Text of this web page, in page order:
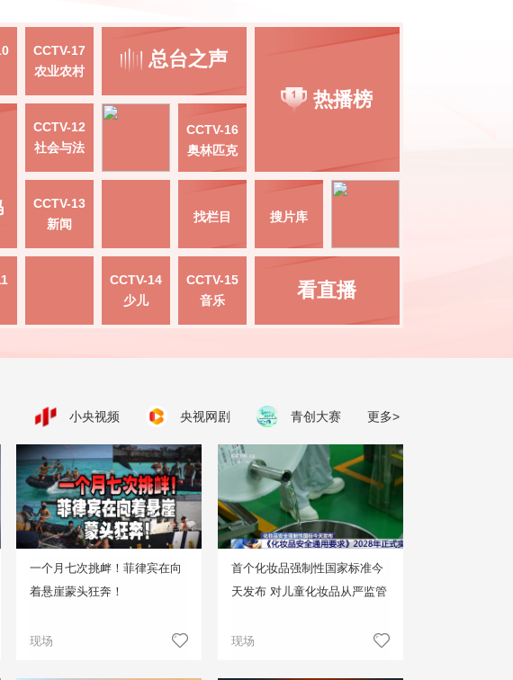
CCTV-17
农业农村
总台之声
热播榜
CCTV-12
社会与法
CCTV-16
奥林匹克
CCTV-13
新闻
找栏目 搜片库
CCTV-14
少儿
CCTV-15
音乐
看直播
更多>
小央视频 央视网剧 青创大赛
一个月七次挑衅！菲律宾在向
着悬崖蒙头狂奔！
现场
首个化妆品强制性国家标准今
天发布 对儿童化妆品从严监管
现场